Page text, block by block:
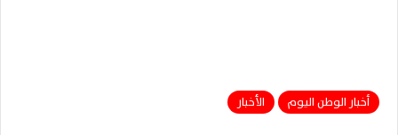
أخبار الوطن اليوم الأخبار